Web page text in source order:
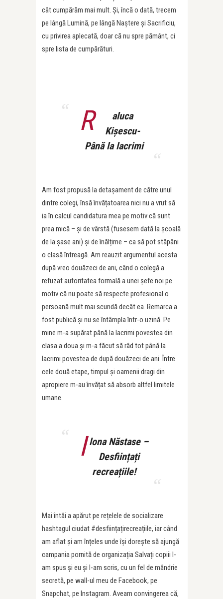
cât cumpărăm mai mult. Și, încă o dată, trecem
pe lângă Lumină, pe lângă Naștere și Sacrificiu,
cu privirea aplecată, doar că nu spre pământ, ci
spre lista de cumpărături.
R
aluca
Kișescu-
Până la lacrimi
Am fost propusă la detașament de către unul
dintre colegi, însă învățatoarea nici nu a vrut să
ia în calcul candidatura mea pe motiv că sunt
prea mică – și de vârstă (fusesem dată la școală
de la șase ani) și de înălțime – ca să pot stăpâni
o clasă întreagă. Am reauzit argumentul acesta
după vreo douăzeci de ani, când o colegă a
refuzat autoritatea formală a unei șefe noi pe
motiv că nu poate să respecte profesional o
persoană mult mai scundă decât ea. Remarca a
fost publică și nu se întâmpla într-o uzină. Pe
mine m-a supărat până la lacrimi povestea din
clasa a doua și m-a făcut să râd tot până la
lacrimi povestea de după douăzeci de ani. Între
cele două etape, timpul și oamenii dragi din
apropiere m-au învățat să absorb altfel limitele
umane.
I lona Năstase –
Desființați
recreațiile!
Mai întâi a apărut pe rețelele de socializare
hashtagul ciudat #desființațirecreațiile, iar când
am aflat și am înțeles unde își dorește să ajungă
campania pornită de organizația Salvați copiii l-
am spus și eu și l-am scris, cu un fel de mândrie
secretă, pe wall-ul meu de Facebook, pe
Snapchat, pe Instagram. Aveam convingerea că,